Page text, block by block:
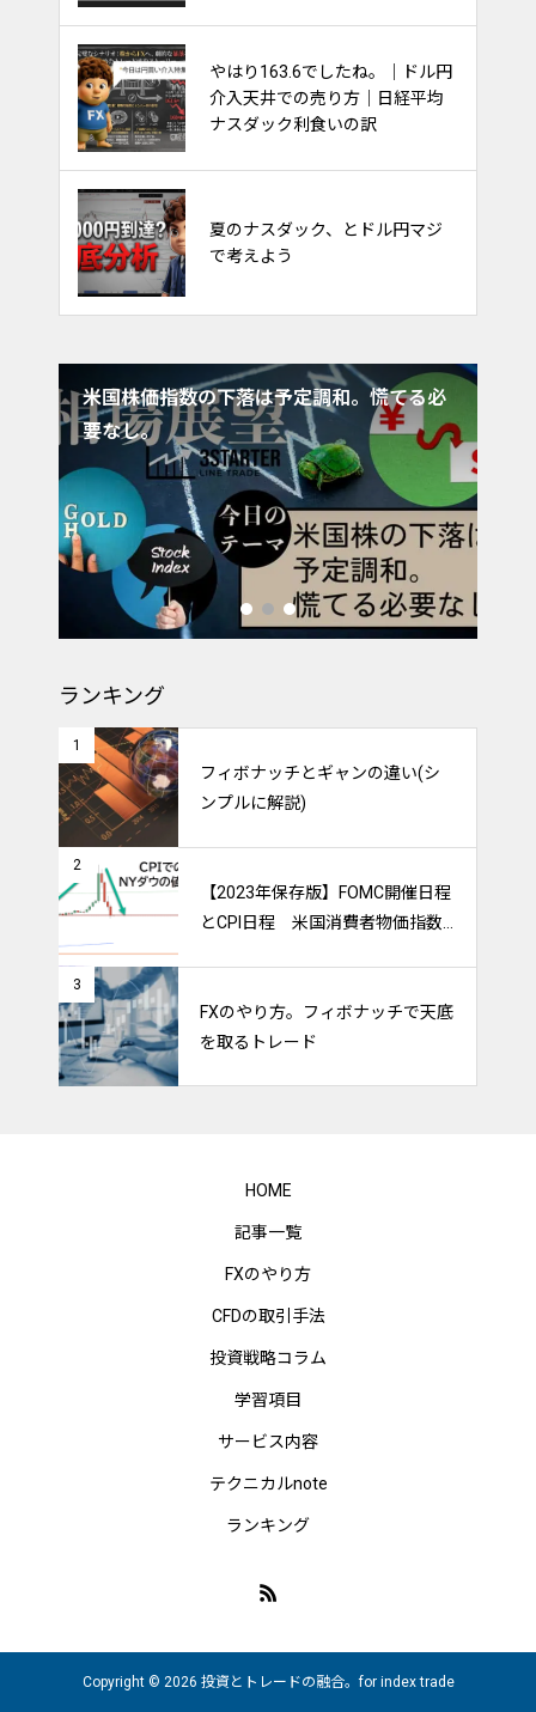
やはり163.6でしたね。｜ドル円
介入天井での売り方｜日経平均
ナスダック利食いの訳
夏のナスダック、とドル円マジ
で考えよう
金利と債券と株価の関係～ごち
ゃごちゃ考えるな～
FXのやり方。フィボナッチで天
底を取るトレード
米国株価指数の下落は予定調和。慌てる必
要なし。
ランキング
1
フィボナッチとギャンの違い(シ
ンプルに解説)
2
【2023年保存版】FOMC開催日程
とCPI日程 米国消費者物価指数
3
FXのやり方。フィボナッチで天底
を取るトレード
HOME
記事一覧
FXのやり方
CFDの取引手法
投資戦略コラム
学習項目
サービス内容
テクニカルnote
ランキング
Copyright © 2026 投資とトレードの融合。for index trade